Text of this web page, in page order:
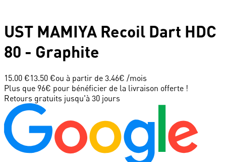
UST MAMIYA Recoil Dart HDC
80 - Graphite
15.00 €13.50 €ou à partir de 3.46€ /mois
Plus que 96€ pour bénéficier de la livraison offerte !
Retours gratuits jusqu'à 30 jours